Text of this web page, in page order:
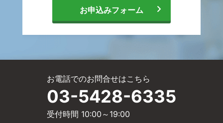
談
サ
ー
ー
お申込みフォーム
お電話でのお問合せはこちら
03-5428-6335
受付時間 10:00～19:00